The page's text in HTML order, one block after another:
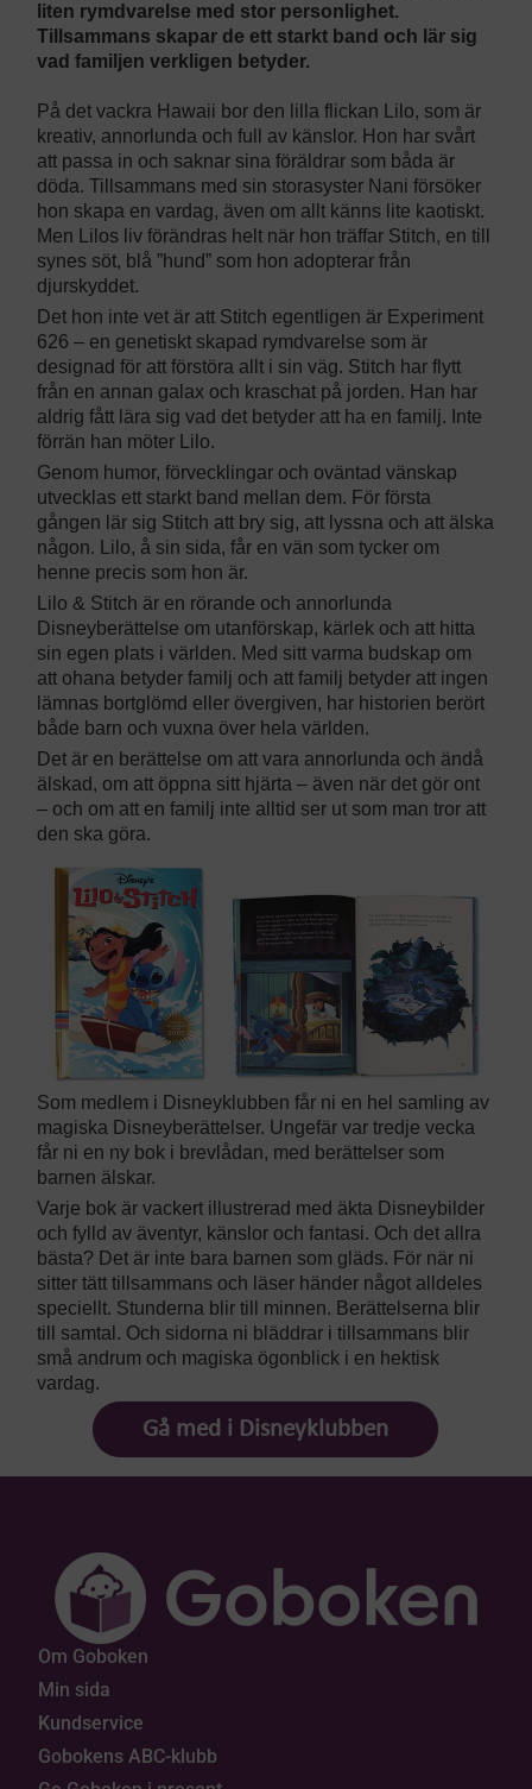
liten rymdvarelse med stor personlighet.
Tillsammans skapar de ett starkt band och lär sig
vad familjen verkligen betyder.
På det vackra Hawaii bor den lilla flickan Lilo, som är
kreativ, annorlunda och full av känslor. Hon har svårt
att passa in och saknar sina föräldrar som båda är
döda. Tillsammans med sin storasyster Nani försöker
hon skapa en vardag, även om allt känns lite kaotiskt.
Men Lilos liv förändras helt när hon träffar Stitch, en till
synes söt, blå ”hund” som hon adopterar från
djurskyddet.
Det hon inte vet är att Stitch egentligen är Experiment
626 – en genetiskt skapad rymdvarelse som är
designad för att förstöra allt i sin väg. Stitch har flytt
från en annan galax och kraschat på jorden. Han har
aldrig fått lära sig vad det betyder att ha en familj. Inte
förrän han möter Lilo.
Genom humor, förvecklingar och oväntad vänskap
utvecklas ett starkt band mellan dem. För första
gången lär sig Stitch att bry sig, att lyssna och att älska
någon. Lilo, å sin sida, får en vän som tycker om
henne precis som hon är.
Lilo & Stitch är en rörande och annorlunda
Disneyberättelse om utanförskap, kärlek och att hitta
sin egen plats i världen. Med sitt varma budskap om
att ohana betyder familj och att familj betyder att ingen
lämnas bortglömd eller övergiven, har historien berört
både barn och vuxna över hela världen.
Det är en berättelse om att vara annorlunda och ändå
älskad, om att öppna sitt hjärta – även när det gör ont
– och om att en familj inte alltid ser ut som man tror att
den ska göra.
Som medlem i Disneyklubben får ni en hel samling av
magiska Disneyberättelser. Ungefär var tredje vecka
får ni en ny bok i brevlådan, med berättelser som
barnen älskar.
Varje bok är vackert illustrerad med äkta Disneybilder
och fylld av äventyr, känslor och fantasi. Och det allra
bästa? Det är inte bara barnen som gläds. För när ni
sitter tätt tillsammans och läser händer något alldeles
speciellt. Stunderna blir till minnen. Berättelserna blir
till samtal. Och sidorna ni bläddrar i tillsammans blir
små andrum och magiska ögonblick i en hektisk
vardag.
Gå med i Disneyklubben
Om Goboken
Min sida
Kundservice
Gobokens ABC-klubb